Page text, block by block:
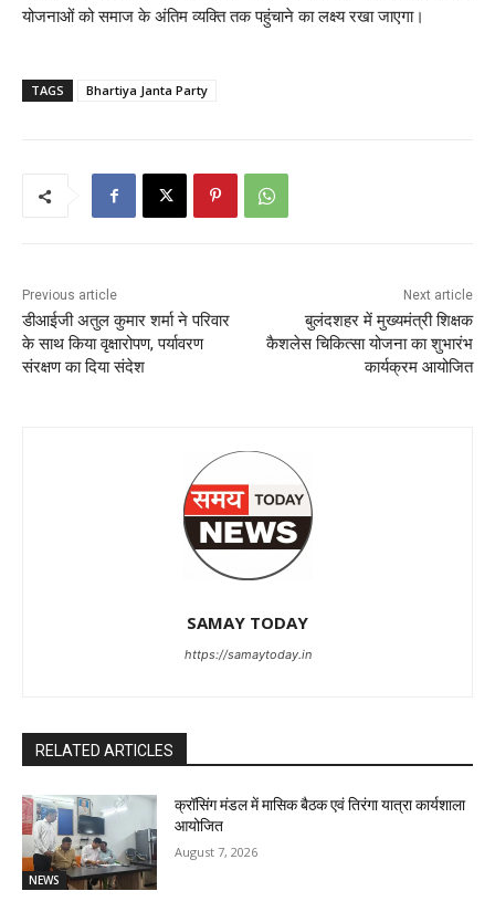
योजनाओं को समाज के अंतिम व्यक्ति तक पहुंचाने का लक्ष्य रखा जाएगा।
TAGS Bhartiya Janta Party
Previous article
डीआईजी अतुल कुमार शर्मा ने परिवार
के साथ किया वृक्षारोपण, पर्यावरण
संरक्षण का दिया संदेश
Next article
बुलंदशहर में मुख्यमंत्री शिक्षक
कैशलेस चिकित्सा योजना का शुभारंभ
कार्यक्रम आयोजित
SAMAY TODAY
https://samaytoday.in
RELATED ARTICLES
NEWS
क्रॉसिंग मंडल में मासिक बैठक एवं तिरंगा यात्रा कार्यशाला
आयोजित
August 7, 2026